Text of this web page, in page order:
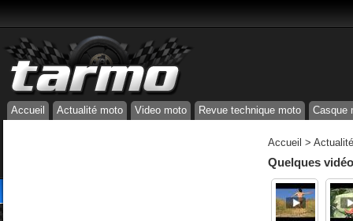
Accueil Actualité moto Video moto Revue technique moto Casque
Accueil >
Quelques